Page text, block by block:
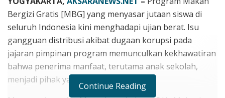
Bergizi Gratis [MBG] yang menyasar jutaan siswa di
seluruh Indonesia kini menghadapi ujian berat. Isu
gangguan distribusi akibat dugaan korupsi pada
jajaran pimpinan program memunculkan kekhawatiran
bahwa penerima manfaat, terutama anak sekolah,
menjadi pihak yang paling dirugikan.
Continue Reading